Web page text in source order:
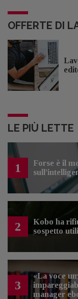
OFFERTE DI
LE PIÙ LETTE
1
Forse è il
2
Kobo ha
sospetto
3
«La voce
manager